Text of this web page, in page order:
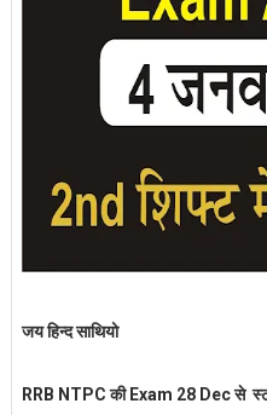
जय हिन्द साथियो
RRB NTPC की Exam 28 Dec से